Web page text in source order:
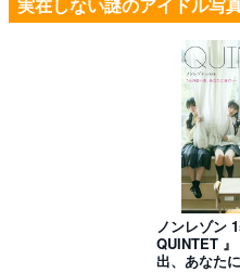
実在しない謎のアイドル写
ノンレゾン
QUINTET
出、あなた